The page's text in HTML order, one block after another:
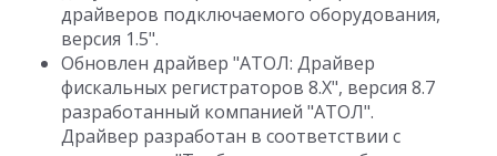
драйверов подключаемого оборудования,
версия 1.5".
Обновлен драйвер "АТОЛ: Драйвер
фискальных регистраторов 8.X", версия 8.7
разработанный компанией "АТОЛ".
Драйвер разработан в соответствии с